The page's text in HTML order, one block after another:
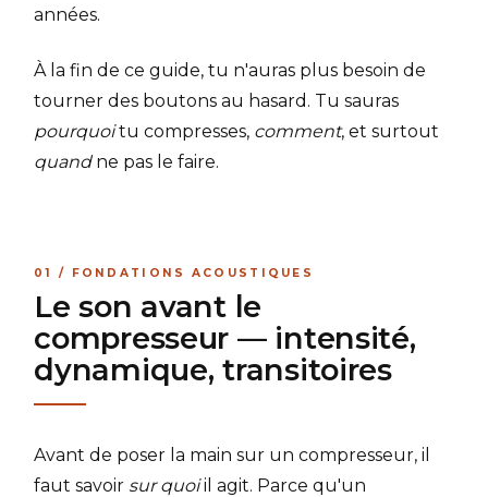
années.
À la fin de ce guide, tu n'auras plus besoin de
tourner des boutons au hasard. Tu sauras
pourquoitu compresses, comment, et surtout
quandne pas le faire.
01 / FONDATIONS ACOUSTIQUES
Le son avant le
compresseur — intensité,
dynamique, transitoires
Avant de poser la main sur un compresseur, il
faut savoir sur quoiil agit. Parce qu'un